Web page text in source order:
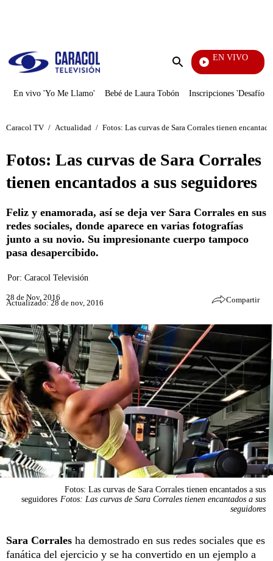
Enviar
EN VIVO
En vivo 'Yo Me Llamo' Bebé de Laura Tobón Inscripciones 'Desafío'
Caracol TV / Actualidad / Fotos: Las curvas de Sara Corrales tienen
Fotos: Las curvas de Sara Corrales
tienen encantados a sus seguidores
Feliz y enamorada, así se deja ver Sara Corrales en sus
redes sociales, donde aparece en varias fotografías
junto a su novio. Su impresionante cuerpo tampoco
pasa desapercibido.
Por: Caracol Televisión
28 de Nov, 2016
Actualizado: 28 de nov, 2016 Compartir
Fotos: Las curvas de Sara Corrales tienen encantados a sus
seguidores Fotos: Las curvas de Sara Corrales tienen encantados a sus
seguidores
Sara Corrales ha demostrado en sus redes sociales que es
fanática del ejercicio y se ha convertido en un ejemplo a